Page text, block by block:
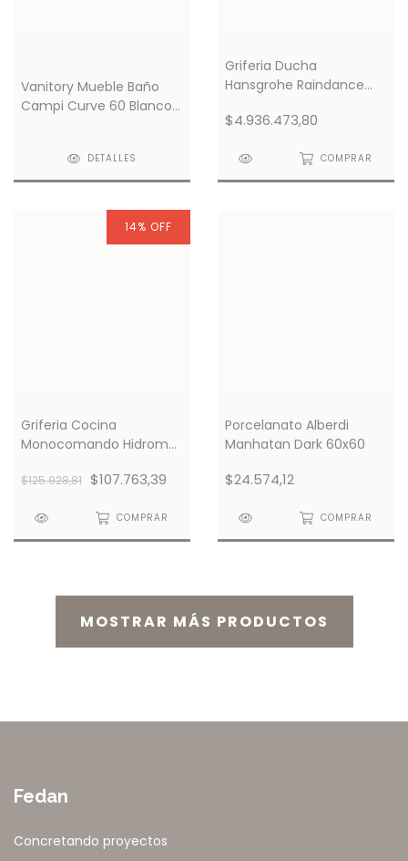
Vanitory Mueble Baño
Campi Curve 60 Blanco
DETALLES
Griferia Ducha
Hansgrohe Raindance
Showerpipe
$4.936.473,80
COMPRAR
14% OFF
Griferia Cocina
Monocomando Hidromet
C/ceramico
$125.928,81 $107.763,39
COMPRAR
Porcelanato Alberdi
Manhatan Dark 60x60
$24.574,12
COMPRAR
MOSTRAR MÁS PRODUCTOS
Fedan
Concretando proyectos